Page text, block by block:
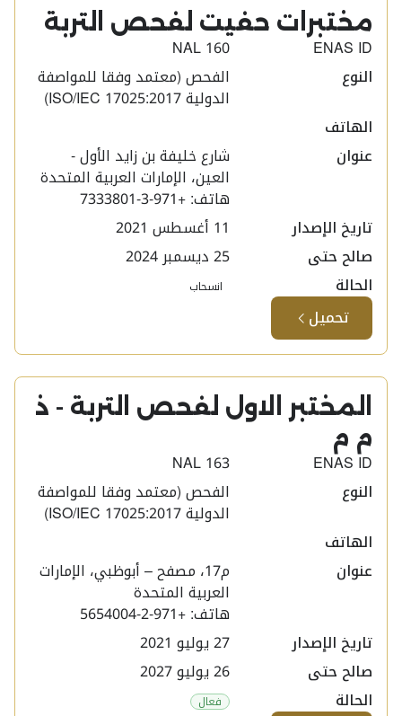
مختبرات حفيت لفحص التربة ​
ENAS ID
NAL 160
النوع
الفحص (معتمد وفقا للمواصفة
الدولية ISO/IEC 17025:2017)
الهاتف
عنوان
شارع خليفة بن زايد الأول -
العين، الإمارات العربية المتحدة
هاتف: +971-3-7333801
تاريخ الإصدار
صالح حتى
الحالة
انسحاب
تحميل
المختبر الاول لفحص التربة - ذ
م م ​
ENAS ID
NAL 163
النوع
الفحص (معتمد وفقا للمواصفة
الدولية ISO/IEC 17025:2017)
الهاتف
عنوان
م17، مصفح – أبوظبي، الإمارات
العربية المتحدة
هاتف: +971-2-5654004
تاريخ الإصدار
صالح حتى
الحالة
فعال